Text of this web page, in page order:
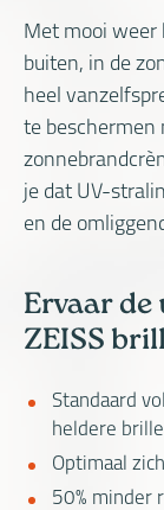
Met mooi weer
buiten, in de
heel
te beschermen
je dat UV-
en de
Ervaar
ZEISS
Standaard
heldere
Optimaal
50% minder